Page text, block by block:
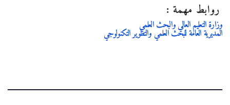
روابط مهمة :
وزارة التعليم العالي والبحث العلمي
المديرية العامة للبحث العلمي والتطوير التكنولوجي